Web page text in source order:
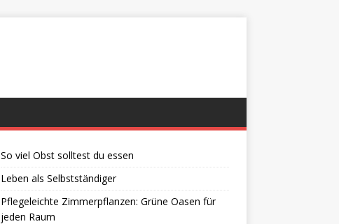
So viel Obst solltest du essen
Leben als Selbstständiger
Pflegeleichte Zimmerpflanzen: Grüne Oasen für
jeden Raum